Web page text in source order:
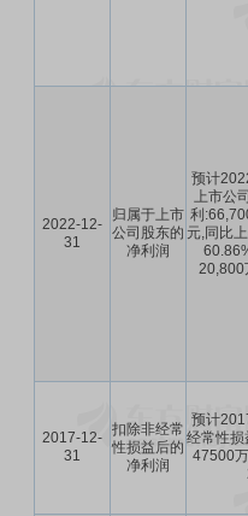
2022-12-
31
归属于上市
公司股东的
净利润
预计
上市公
利
元,同比
20,800
2017-12-
31
扣除非经常
性损益后的
净利润
预计
经常性损
47500